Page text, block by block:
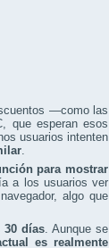
—como las
que esperan esos
usuarios intenten
para mostrar
a los usuarios ver
algo que
30 días. Aunque se
es realmente